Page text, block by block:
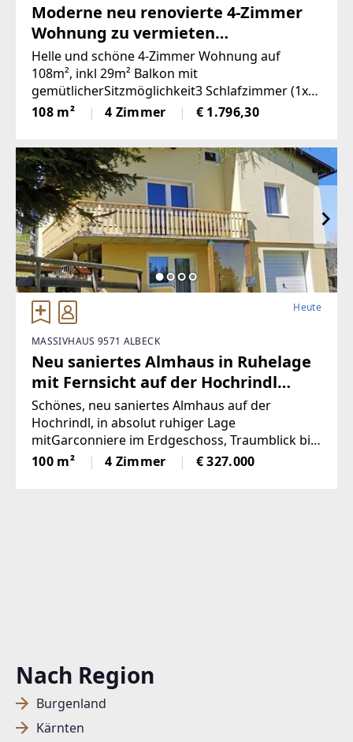
Nach Region
Burgenland
Kärnten
Moderne neu renovierte 4-Zimmer
Wohnung zu vermieten
(Provisionsfrei)
Helle und schöne 4-Zimmer Wohnung auf
108m², inkl 29m² Balkon mit
gemütlicherSitzmöglichkeit3 Schlafzimmer (1x
vollmöbliert)Küche & Wohnbereich (Küche mit
Steinplatte und hochwertigen
108 m² 4 Zimmer € 1.796,30
Heute
MASSIVHAUS 9571 ALBECK
Neu saniertes Almhaus in Ruhelage
mit Fernsicht auf der Hochrindl
(Provisionsfrei)
Schönes, neu saniertes Almhaus auf der
Hochrindl, in absolut ruhiger Lage
mitGarconniere im Erdgeschoss, Traumblick bis
zu den Karawanken, Sonnenlage, hierscheint
den ganzen Tag die Sonne, über der
100 m² 4 Zimmer € 327.000